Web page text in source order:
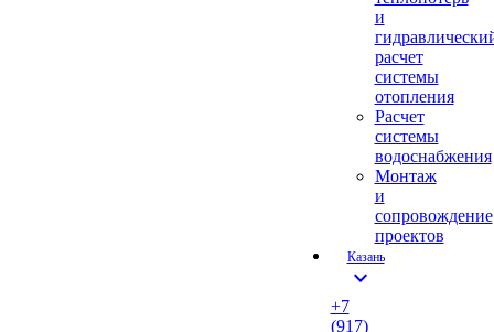
и
расчет
системы
отопления
Расчет
системы
водоснабжения
Монтаж
и
сопровождение
проектов
Казань
expand_more
+7
(917)